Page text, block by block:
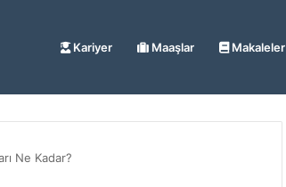
Kariyer Maaşlar Makaleler
Ne Kadar?